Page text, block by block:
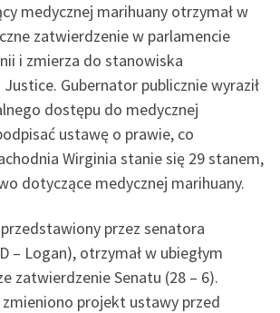
medycznej marihuany otrzymał w
zatwierdzenie w parlamencie
i zmierza do stanowiska
Gubernator publicznie wyraził
dostępu do medycznej
ustawę o prawie, co
Wirginia stanie się 29 stanem,
dotyczące medycznej marihuany.
przez senatora
– Logan), otrzymał w ubiegłym
zatwierdzenie Senatu (28 – 6).
projekt ustawy przed